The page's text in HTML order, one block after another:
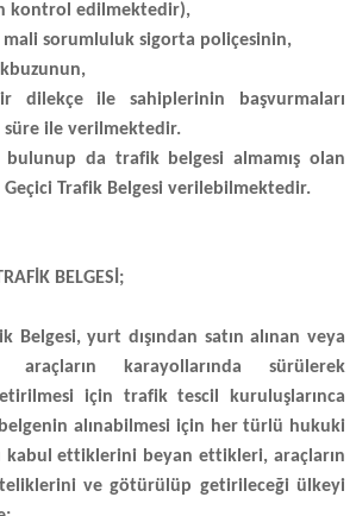
kontrol edilmektedir),
sorumluluk sigorta poliçesinin,
dilekçe ile sahiplerinin başvurmaları
süre ile verilmektedir.
bulunup da trafik belgesi almamış olan
Geçici Trafik Belgesi verilebilmektedir.
BELGESİ;
Belgesi, yurt dışından satın alınan veya
araçların karayollarında sürülerek
için trafik tescil kuruluşlarınca
alınabilmesi için her türlü hukuki
kabul ettiklerini beyan ettikleri, araçların
ve götürülüp getirileceği ülkeyi